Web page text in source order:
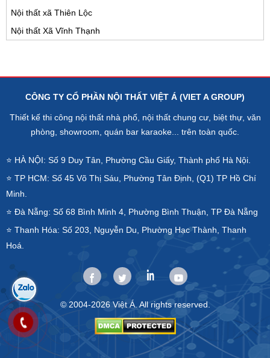
Nội thất xã Thiên Lộc
Nội thất Xã Vĩnh Thạnh
CÔNG TY CỔ PHẦN NỘI THẤT VIỆT Á (VIET A GROUP)
Thiết kế thi công nội thất nhà phố, nội thất chung cư, biệt thự, văn
phòng, showroom, quán bar karaoke... trên toàn quốc.
⭐ HÀ NỘI: Số 9 Duy Tân, Phường Cầu Giấy, Thành phố Hà Nội.
⭐ TP HCM: Số 45 Võ Thị Sáu, Phường Tân Định, (Q1) TP Hồ Chí
Minh.
⭐ Đà Nẵng: Số 68 Bình Minh 4, Phường Bình Thuận, TP Đà Nẵng
⭐ Thanh Hóa: Số 203, Nguyễn Du, Phường Hạc Thành, Thanh
Hoá.
© 2004-2026 Việt Á. All rights reserved.